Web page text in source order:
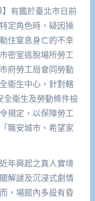
】有鑑於臺北市日前
定角色時，疑因操
住窒息身亡的不幸
密室逃脫場所勞工
府勞工局會同勞動
衛生中心，針對轄
全衛生及勞動條件檢
規定，以保障勞工
職安城市、希望家
年興起之真人實境
解謎及沉浸式劇情
，場館內多設有昏